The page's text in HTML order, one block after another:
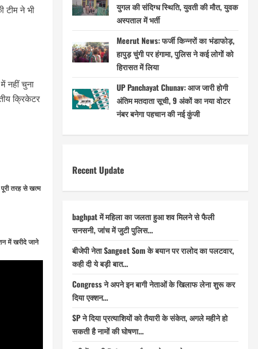
टीम ने भी
नहीं चुना
क्रिकेटर
तरह से खत्म
में खरीदे जाने
युगल की संदिग्ध स्थिति, युवती की मौत, युवक
अस्पताल में भर्ती
Meerut News: फर्जी किन्नरों का भंडाफोड़,
हापुड़ चुंगी पर हंगामा, पुलिस ने कई लोगों को
हिरासत में लिया
UP Panchayat Chunav: आज जारी होगी
अंतिम मतदाता सूची, 9 अंकों का नया वोटर
नंबर बनेगा पहचान की नई कुंजी
Recent Update
baghpat में महिला का जलता हुआ शव मिलने से फैली
सनसनी, जांच में जुटी पुलिस…
बीजेपी नेता Sangeet Som के बयान पर रालोद का पलटवार,
कही दी ये बड़ी बात…
Congress ने अपने इन बागी नेताओं के खिलाफ लेना शुरू कर
दिया एक्शन…
SP ने दिया प्रत्याशियों को तैयारी के संकेत, अगले महीने हो
सकती है नामों की घोषणा…